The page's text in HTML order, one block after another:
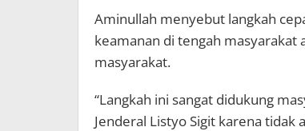
Aminullah menyebut langkah
keamanan di tengah
masyarakat.
“Langkah ini sangat didukung
Jenderal Listyo Sigit karena tidak